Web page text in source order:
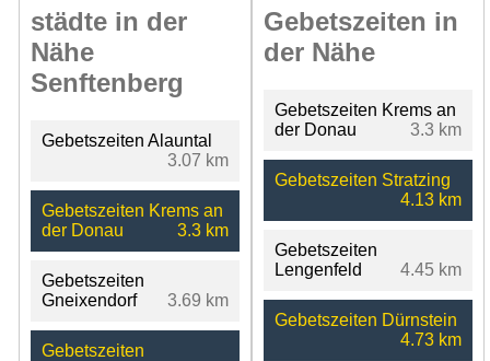
städte in der
Nähe
Senftenberg
Gebetszeiten Alauntal
3.07 km
Gebetszeiten Krems an
der Donau
3.3 km
Gebetszeiten
Gneixendorf
3.69 km
Gebetszeiten
Gebetszeiten in
der Nähe
Gebetszeiten Krems an
der Donau
3.3 km
Gebetszeiten Stratzing
4.13 km
Gebetszeiten
Lengenfeld
4.45 km
Gebetszeiten Dürnstein
4.73 km